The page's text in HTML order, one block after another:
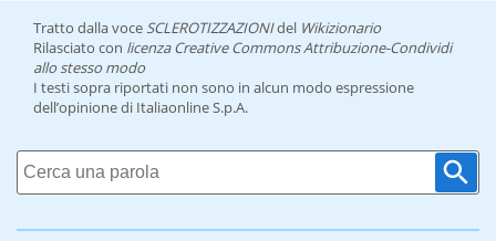
Tratto dalla voce SCLEROTIZZAZIONIdel Wikizionario
Rilasciato con licenza Creative Commons Attribuzione-Condividi
allo stesso modo
I testi sopra riportati non sono in alcun modo espressione
dell’opinione di Italiaonline S.p.A.